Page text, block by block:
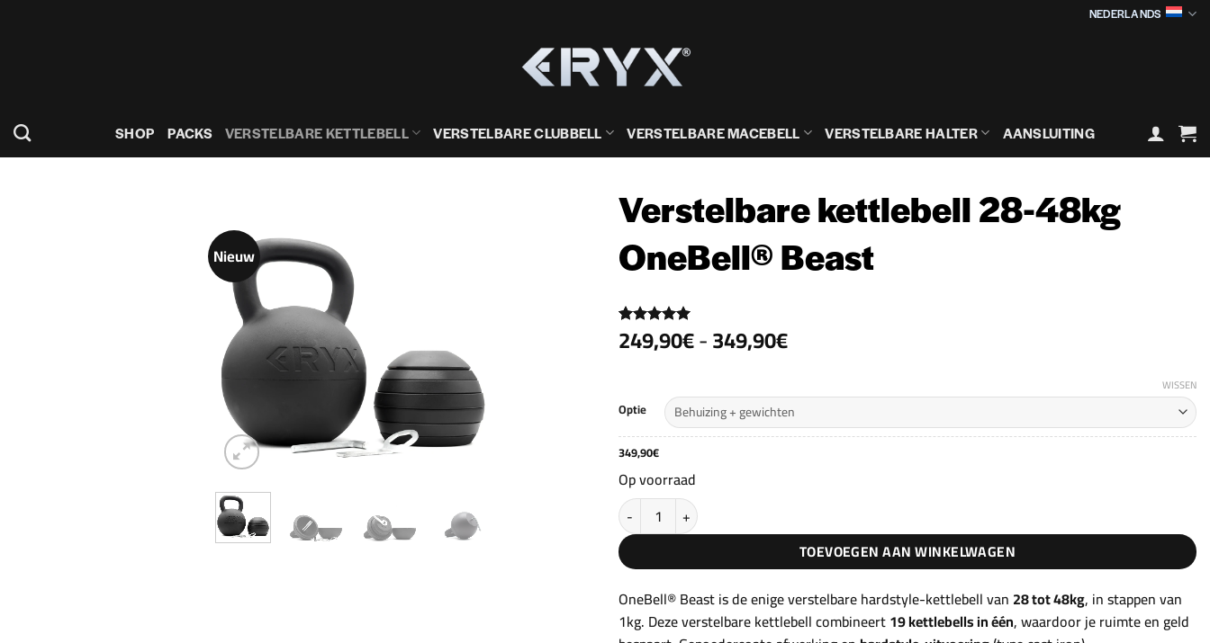
NEDERLANDS
SHOP PACKS VERSTELBARE KETTLEBELL VERSTELBARE CLUBBELL VERSTELBARE MACEBELL VERSTELBARE HALTER AANSLUITING
Nieuw
Verstelbare kettlebell 28-48kg
OneBell® Beast
Gewaardeerd
5op 5
3
249,90€-349,90€Prijsklasse:
249,90€
349,90€
Optie
WISSEN
349,90€
Op voorraad
Verstelbare kettlebell 28-48kg OneBell® Beast aantal
TOEVOEGEN AAN WINKELWAGEN
OneBell® Beast is de enige verstelbare hardstyle-kettlebell van 28 tot 48kg, in stappen van
1kg. Deze verstelbare kettlebell combineert19 kettlebells in één, waardoor je ruimte en geld